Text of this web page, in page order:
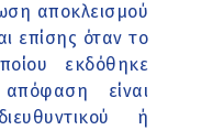
αποκλεισμού
επίσης όταν το
εκδόθηκε
είναι
ή